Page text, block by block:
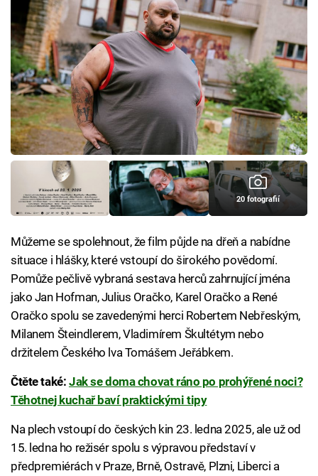
20 fotografií
Můžeme se spolehnout, že film půjde na dřeň a nabídne
situace i hlášky, které vstoupí do širokého povědomí.
Pomůže pečlivě vybraná sestava herců zahrnující jména
jako Jan Hofman, Julius Oračko, Karel Oračko a René
Oračko spolu se zavedenými herci Robertem Nebřeským,
Milanem Šteindlerem, Vladimírem Škultétym nebo
držitelem Českého lva Tomášem Jeřábkem.
Čtěte také: Jak se doma chovat ráno po prohýřené noci?
Těhotnej kuchař baví praktickými tipy
Na plech vstoupí do českých kin 23. ledna 2025, ale už od
15. ledna ho režisér spolu s výpravou představí v
předpremiérách v Praze, Brně, Ostravě, Plzni, Liberci a